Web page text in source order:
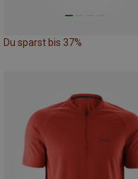
Du sparst bis 37%